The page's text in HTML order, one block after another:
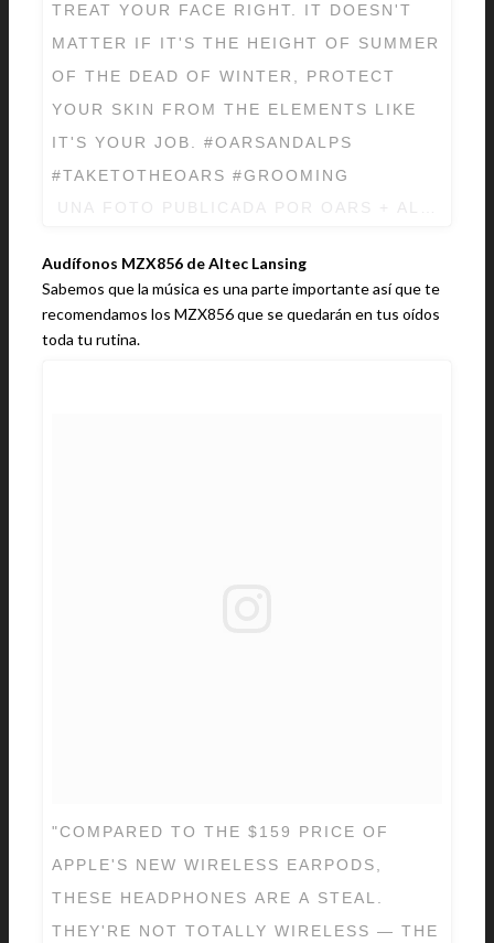
TREAT YOUR FACE RIGHT. IT DOESN'T
MATTER IF IT'S THE HEIGHT OF SUMMER
OF THE DEAD OF WINTER, PROTECT
YOUR SKIN FROM THE ELEMENTS LIKE
IT'S YOUR JOB. #OARSANDALPS
#TAKETOTHEOARS #GROOMING
Audífonos MZX856 de Altec Lansing
Sabemos que la música es una parte importante así que te
recomendamos los MZX856 que se quedarán en tus oídos
toda tu rutina.
"COMPARED TO THE $159 PRICE OF
APPLE'S NEW WIRELESS EARPODS,
THESE HEADPHONES ARE A STEAL.
THEY'RE NOT TOTALLY WIRELESS — THE